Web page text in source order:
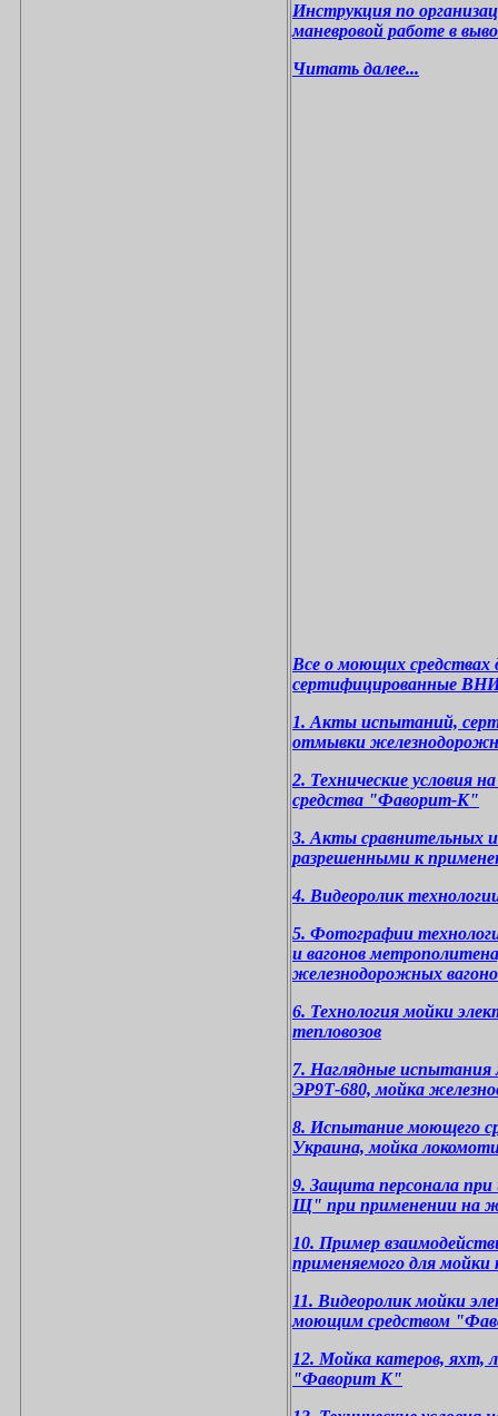
Инструкция по
маневровой работе в
Читать далее...
Все о моющих
сертифицированные
1. Акты испытаний,
отмывки
2. Технические условия
средства "Фаворит-К"
3. Акты
разрешенными к
4. Видеоролик
5. Фотографии
и вагонов
железнодорожных
6. Технология мойки
тепловозов
7. Наглядные
ЭР9Т-680, мойка
8. Испытание моющего
Украина, мойка
9. Защита персонала
Щ" при применении на
10. Пример
применяемого для
11. Видеоролик мойки
моющим средством
12. Мойка катеров, яхт,
"Фаворит К"